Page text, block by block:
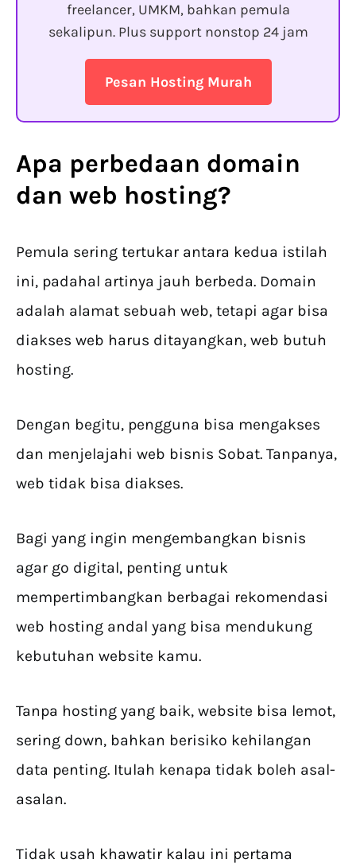
freelancer, UMKM, bahkan pemula
sekalipun. Plus support nonstop 24 jam
Pesan Hosting Murah
Apa perbedaan domain
dan web hosting?
Pemula sering tertukar antara kedua istilah
ini, padahal artinya jauh berbeda. Domain
adalah alamat sebuah web, tetapi agar bisa
diakses web harus ditayangkan, web butuh
hosting.
Dengan begitu, pengguna bisa mengakses
dan menjelajahi web bisnis Sobat. Tanpanya,
web tidak bisa diakses.
Bagi yang ingin mengembangkan bisnis
agar go digital, penting untuk
mempertimbangkan berbagai rekomendasi
web hosting andal yang bisa mendukung
kebutuhan website kamu.
Tanpa hosting yang baik, website bisa lemot,
sering down, bahkan berisiko kehilangan
data penting. Itulah kenapa tidak boleh asal-
asalan.
Tidak usah khawatir kalau ini pertama